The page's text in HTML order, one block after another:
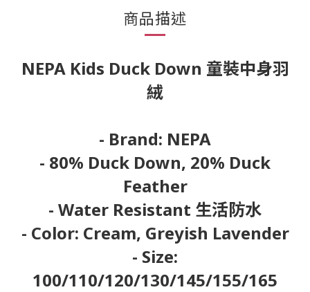
商品描述
NEPA Kids Duck Down 童裝中身羽
絨
- Brand: NEPA
- 80% Duck Down, 20% Duck
Feather
- Water Resistant 生活防水
- Color: Cream, Greyish Lavender
- Size:
100/110/120/130/145/155/165